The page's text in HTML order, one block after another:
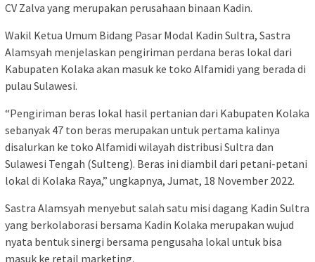
CV Zalva yang merupakan perusahaan binaan Kadin.
Wakil Ketua Umum Bidang Pasar Modal Kadin Sultra, Sastra
Alamsyah menjelaskan pengiriman perdana beras lokal dari
Kabupaten Kolaka akan masuk ke toko Alfamidi yang berada di
pulau Sulawesi.
“Pengiriman beras lokal hasil pertanian dari Kabupaten Kolaka
sebanyak 47 ton beras merupakan untuk pertama kalinya
disalurkan ke toko Alfamidi wilayah distribusi Sultra dan
Sulawesi Tengah (Sulteng). Beras ini diambil dari petani-petani
lokal di Kolaka Raya,” ungkapnya, Jumat, 18 November 2022.
Sastra Alamsyah menyebut salah satu misi dagang Kadin Sultra
yang berkolaborasi bersama Kadin Kolaka merupakan wujud
nyata bentuk sinergi bersama pengusaha lokal untuk bisa
masuk ke retail marketing.